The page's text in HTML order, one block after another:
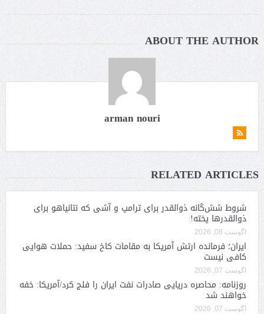
ABOUT THE AUTHOR
arman nouri
RELATED ARTICLES
شروط شش‌گانه ذوالقدر برای ترامپ و آشی که نتانیاهو برای
ذوالقدرها پخته!
آگوست 08, 2026
ایران؛ فرمانده ارتش آمریکا به مقامات کاخ سفید: حملات هوایی
کافی نیست
آگوست 07, 2026
روزنامه: محاصره دریایی صادرات نفت ایران را فلج کرد/آمریکا: خفه
خواهند شد
آگوست 07, 2026